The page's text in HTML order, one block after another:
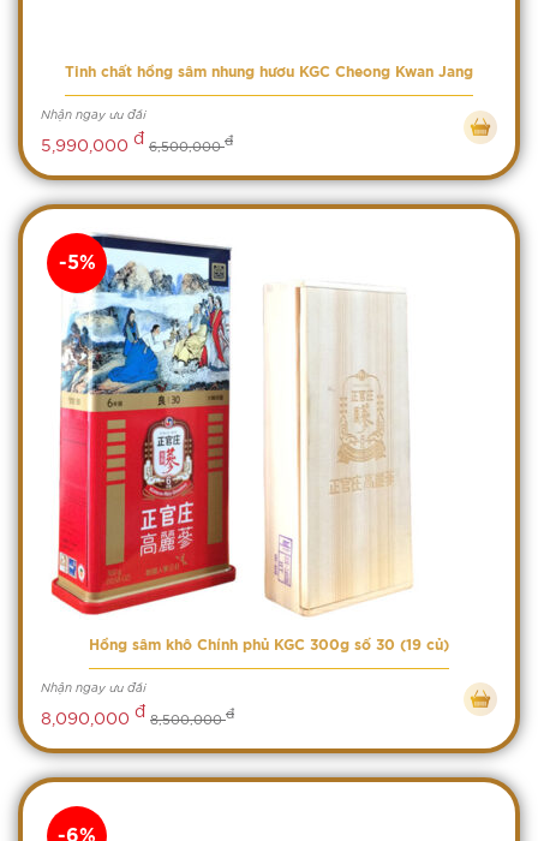
Tinh chất hồng sâm nhung hươu KGC Cheong Kwan Jang
Nhận ngay ưu đãi
5,990,000 đ 6,500,000đ
Hồng sâm khô Chính phủ KGC 300g số 30 (19 củ)
Nhận ngay ưu đãi
8,090,000 đ 8,500,000đ
-5%
-6%